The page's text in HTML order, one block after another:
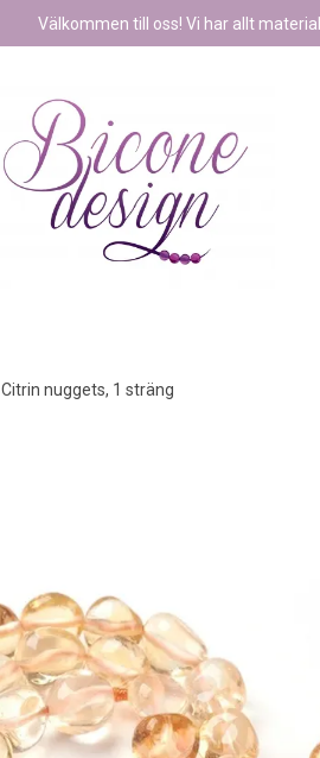
Välkommen till oss! Vi har allt
Citrin nuggets, 1 sträng